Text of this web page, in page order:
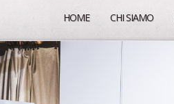
HOME CHI SIAMO